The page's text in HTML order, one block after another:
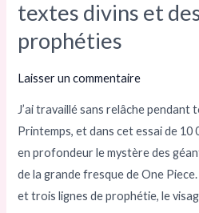
textes divins et
prophéties
Laisser un commentaire
J’ai travaillé sans relâche pendant
Printemps, et dans cet essai de 10
en profondeur le mystère des
de la grande fresque de One
et trois lignes de prophétie, le
fin
One
Piece
interprétation
complète
fresques,